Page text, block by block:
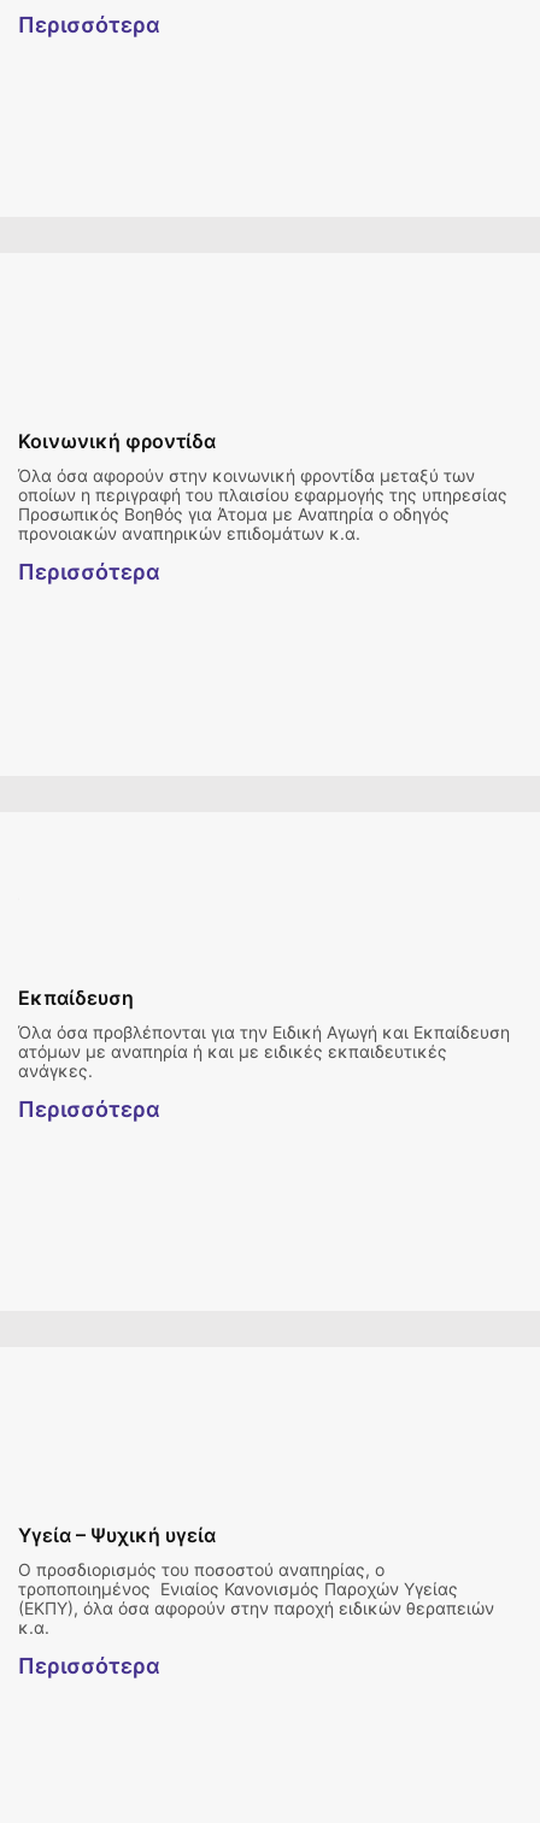
Περισσότερα
Κοινωνική φροντίδα
Όλα όσα αφορούν στην κοινωνική φροντίδα μεταξύ των
οποίων η περιγραφή του πλαισίου εφαρμογής της υπηρεσίας
Προσωπικός Βοηθός για Άτομα με Αναπηρία ο οδηγός
προνοιακών αναπηρικών επιδομάτων κ.α.
Περισσότερα
Εκπαίδευση
Όλα όσα προβλέπονται για την Ειδική Αγωγή και Εκπαίδευση
ατόμων με αναπηρία ή και με ειδικές εκπαιδευτικές
ανάγκες.
Περισσότερα
Υγεία – Ψυχική υγεία
Ο προσδιορισμός του ποσοστού αναπηρίας, ο
τροποποιημένος Ενιαίος Κανονισμός Παροχών Υγείας
(ΕΚΠΥ), όλα όσα αφορούν στην παροχή ειδικών θεραπειών
κ.α.
Περισσότερα